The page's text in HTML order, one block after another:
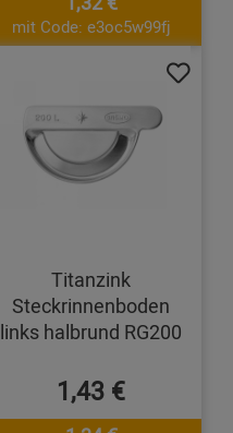
mit Code: e3oc5w99fj
Titanzink
Steckrinnenboden
links halbrund RG200
1,43 €